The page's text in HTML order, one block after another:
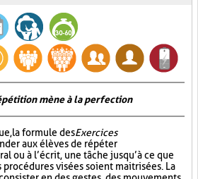
mène à la perfection
la formule desExercices
aux élèves de répéter
ou à l’écrit, une tâche jusqu’à ce que
procédures visées soient maitrisées. La